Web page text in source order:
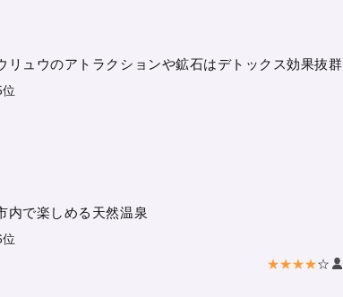
リュウのアトラクションや鉱石はデトックス効果抜群
内で楽しめる天然温泉
★★★★☆